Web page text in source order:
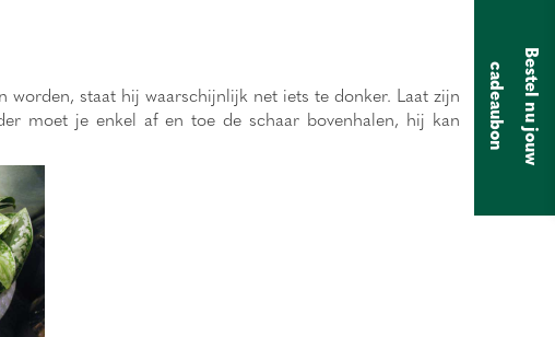
staat hij waarschijnlijk net iets te donker. Laat zijn
moet je enkel af en toe de schaar bovenhalen, hij kan
B
e
s
t
e
l
n
u
j
o
u
w
ca
d
e
a
u
b
o
n